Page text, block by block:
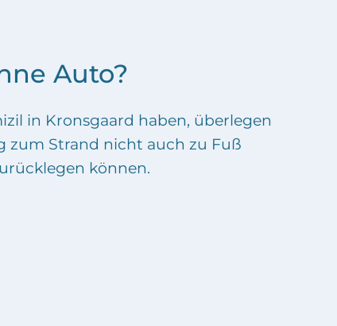
Auto?
in Kronsgaard haben, überlegen
zum Strand nicht auch zu Fuß
können.